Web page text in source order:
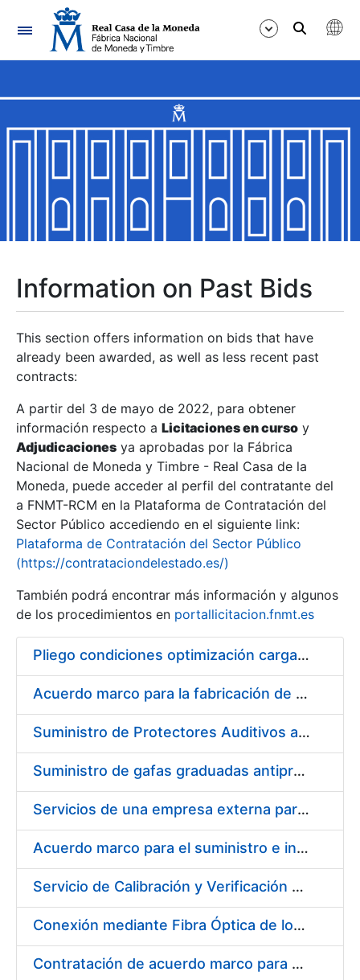
Navigation
Show/Hide
Show/Hide
Show/Hide
Show/Hide
Show/Hide
Show/Hide
Information on Past Bids
This section offers information on bids that have
already been awarded, as well as less recent past
contracts:
A partir del 3 de mayo de 2022, para obtener
información respecto a Licitaciones en curso y
Adjudicaciones ya aprobadas por la Fábrica
Nacional de Moneda y Timbre - Real Casa de la
Moneda, puede acceder al perfil del contratante del
a FNMT-RCM en la Plataforma de Contratación del
Sector Público accediendo en el siguiente link:
Plataforma de Contratación del Sector Público
(https://contrataciondelestado.es/)
También podrá encontrar más información y algunos
de los procedimientos en portallicitacion.fnmt.es
Pliego condiciones optimización cargas compras firmado
Acuerdo marco para la fabricación de piezas
Suministro de Protectores Auditivos a medida para las personas trabajadoras de los Centros de Trabajo de Madrid y Burgos
Suministro de gafas graduadas antiproyecciones para los trabajadores de la FNMT-RCM en los centros de trabajo de Madrid y Burgos
Servicios de una empresa externa para el asesoramiento y resolución de los recursos de alzada que se presentan relacionados con procesos de selección para la FNMT-RCM
Acuerdo marco para el suministro e instalación de persianas, estores y otros complementos
Servicio de Calibración y Verificación Externa de los Equipos de Medición del Servicio de Prevención de la FNMT-RCM
Conexión mediante Fibra Óptica de los Centros de Proceso de Datos (CPDs) de las sedes de la FNMT-RCM de Burgos y Madrid
Contratación de acuerdo marco para el Suministro de Material de Electricidad para la Fábrica Nacional de Moneda y Timbre-Real Casa de la Moneda en su centro de trabajo de Burgos